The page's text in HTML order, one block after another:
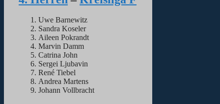
Uwe Barnewitz
Sandra Koseler
Aileen Pokrandt
Marvin Damm
Catrina John
Sergei Ljubavin
René Tiebel
Andrea Martens
Johann Vollbracht